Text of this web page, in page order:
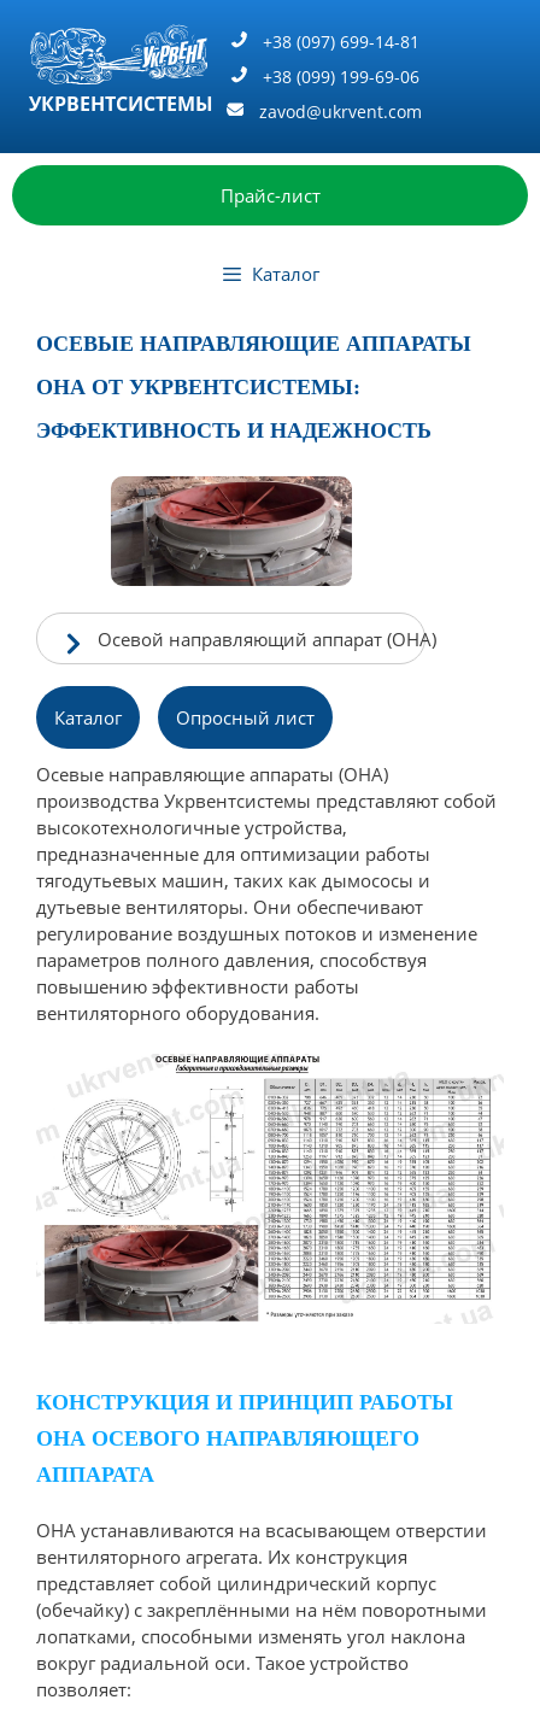
содержимому
УКРВЕНТСИСТЕМЫ
+38 (097) 699-14-81
+38 (099) 199-69-06
zavod@ukrvent.com
Прайс-лист
Каталог
ОСЕВЫЕ НАПРАВЛЯЮЩИЕ АППАРАТЫ
ОНА ОТ УКРВЕНТСИСТЕМЫ:
ЭФФЕКТИВНОСТЬ И НАДЕЖНОСТЬ
Осевой направляющий аппарат (ОНА)
Каталог Опpосный лист
Осевые направляющие аппараты (ОНА)
производства Укрвентсистемы представляют собой
высокотехнологичные устройства,
предназначенные для оптимизации работы
тягодутьевых машин, таких как дымососы и
дутьевые вентиляторы. Они обеспечивают
регулирование воздушных потоков и изменение
параметров полного давления, способствуя
повышению эффективности работы
вентиляторного оборудования.
КОНСТРУКЦИЯ И ПРИНЦИП РАБОТЫ
ОНА ОСЕВОГО НАПРАВЛЯЮЩЕГО
АППАРАТА
ОНА устанавливаются на всасывающем отверстии
вентиляторного агрегата. Их конструкция
представляет собой цилиндрический корпус
(обечайку) с закреплёнными на нём поворотными
лопатками, способными изменять угол наклона
вокруг радиальной оси. Такое устройство
позволяет: